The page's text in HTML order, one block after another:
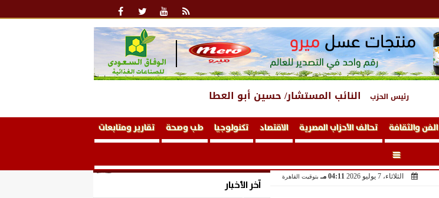
رئيس الحزب النائب المستشار/ حسين أبو العطا
الفن والثقافة تحالف الأحزاب المصرية الاقتصاد تكنولوجيا طب وصحة تقارير ومتابعات
الثلاثاء، 7 يوليو 2026 04:11 مـ بتوقيت القاهرة
آخر الأخبار